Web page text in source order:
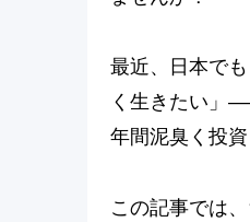
最近、日本で
く生きたい」
年間泥臭く投
この記事では